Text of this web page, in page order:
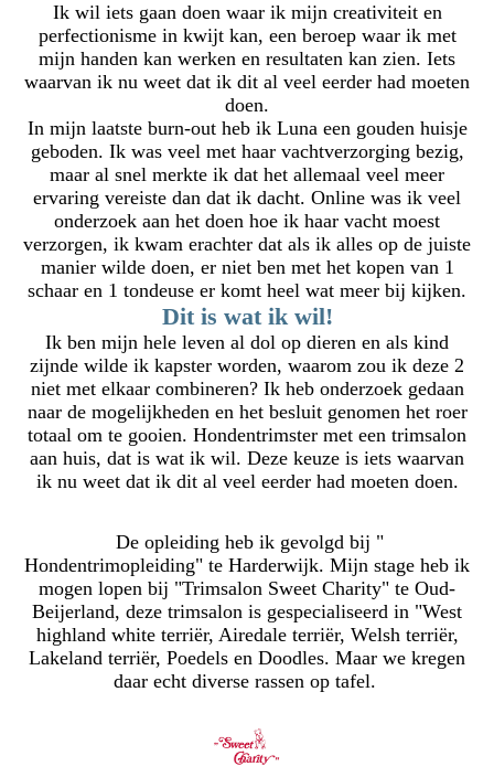
Ik wil iets gaan doen waar ik mijn creativiteit en
perfectionisme in kwijt kan, een beroep waar ik met
mijn handen kan werken en resultaten kan zien. Iets
waarvan ik nu weet dat ik dit al veel eerder had moeten
doen.
In mijn laatste burn-out heb ik Luna een gouden huisje
geboden. Ik was veel met haar vachtverzorging bezig,
maar al snel merkte ik dat het allemaal veel meer
ervaring vereiste dan dat ik dacht. Online was ik veel
onderzoek aan het doen hoe ik haar vacht moest
verzorgen, ik kwam erachter dat als ik alles op de juiste
manier wilde doen, er niet ben met het kopen van 1
schaar en 1 tondeuse er komt heel wat meer bij kijken.
Dit is wat ik wil!
Ik ben mijn hele leven al dol op dieren en als kind
zijnde wilde ik kapster worden, waarom zou ik deze 2
niet met elkaar combineren? Ik heb onderzoek gedaan
naar de mogelijkheden en het besluit genomen het roer
totaal om te gooien. Hondentrimster met een trimsalon
aan huis, dat is wat ik wil. Deze keuze is iets waarvan
ik nu weet dat ik dit al veel eerder had moeten doen.
De opleiding heb ik gevolgd bij "
Hondentrimopleiding" te Harderwijk. Mijn stage heb ik
mogen lopen bij "Trimsalon Sweet Charity" te Oud-
Beijerland, deze trimsalon is gespecialiseerd in "West
highland white terriër, Airedale terriër, Welsh terriër,
Lakeland terriër, Poedels en Doodles. Maar we kregen
daar echt diverse rassen op tafel.